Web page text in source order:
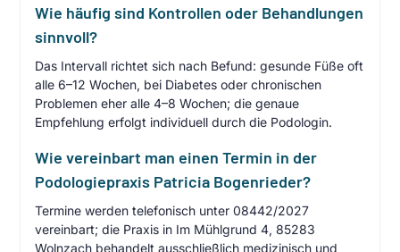
Wie häufig sind Kontrollen oder Behandlungen
sinnvoll?
Das Intervall richtet sich nach Befund: gesunde Füße oft
alle 6–12 Wochen, bei Diabetes oder chronischen
Problemen eher alle 4–8 Wochen; die genaue
Empfehlung erfolgt individuell durch die Podologin.
Wie vereinbart man einen Termin in der
Podologiepraxis Patricia Bogenrieder?
Termine werden telefonisch unter 08442/2027
vereinbart; die Praxis in Im Mühlgrund 4, 85283
Wolnzach behandelt ausschließlich medizinisch und